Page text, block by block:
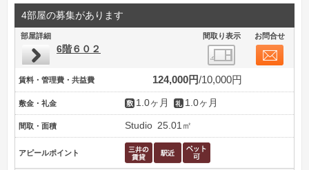
4部屋の募集があります
部屋詳細 間取り表示 お問合せ
6階６０２
賃料・管理費・共益費 124,000円 10,000円
敷金・礼金 1.0ヶ月 1.0ヶ月
間取・面積 Studio 25.01㎡
アピールポイント